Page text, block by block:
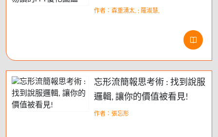
作者：森重湧太, ; 羅淑慧,
忘形流簡報思考術 : 找到說服
邏輯, 讓你的價值被看見!
作者：張忘形